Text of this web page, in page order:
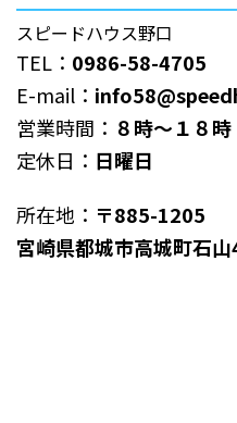
スピードハウス野口
TEL： 0986-58-4705
E-mail：
営業時間： ８時～１８時
定休日： 日曜日
所在地： 〒885-1205
宮崎県都城市高城町石